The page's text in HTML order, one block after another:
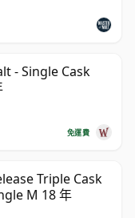
- Single Cask
免運費
Triple Cask
M 18 年